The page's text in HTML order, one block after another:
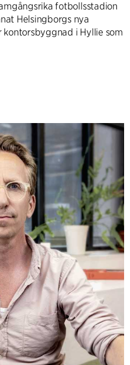
fotbollsstadion
Helsingborgs nya
kontorsbyggnad i Hyllie som